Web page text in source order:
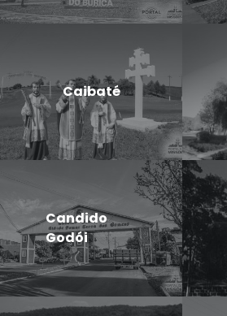
Caibaté
Candido
Godói